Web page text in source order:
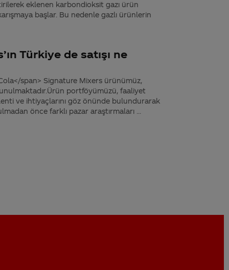
eklenen karbondioksit gazı ürün
başlar. Bu nedenle gazlı ürünlerin
Türkiye de satışı ne
span> Signature Mixers ürünümüz,
portföyümüzü, faaliyet
ve ihtiyaçlarını göz önünde bulundurarak
önce farklı pazar araştırmaları ...